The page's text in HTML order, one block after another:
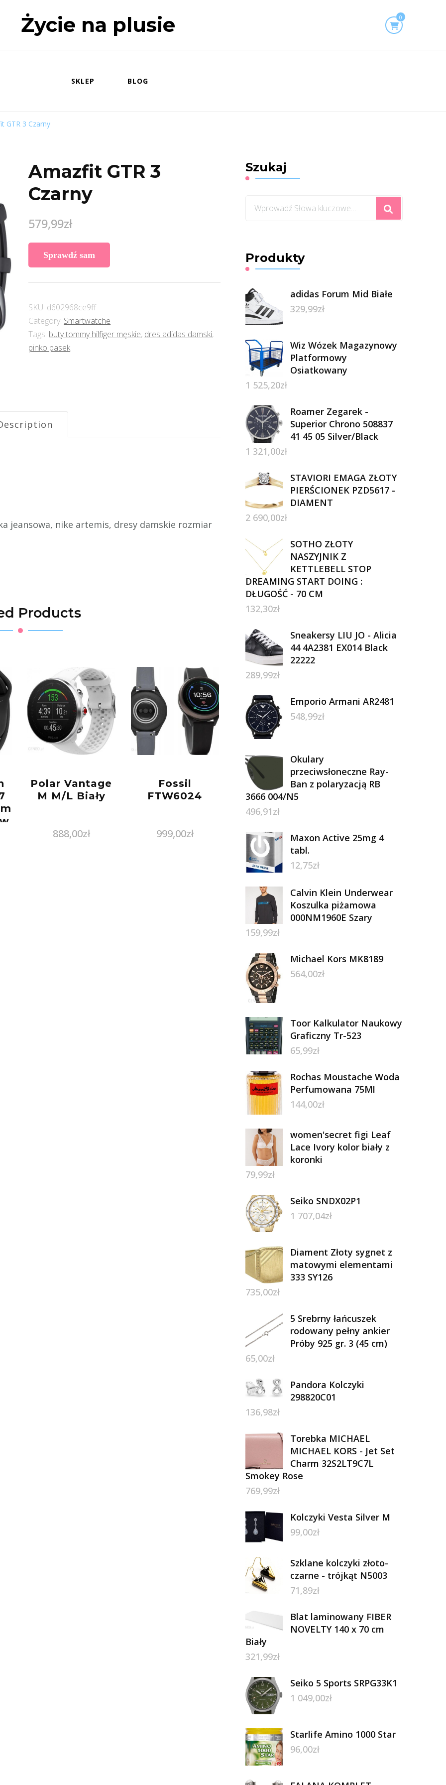
Życie na plusie 0
SKLEP BLOG
GTR 3 Czarny
Amazfit GTR 3
Czarny
579,99zł
Sprawdź sam
SKU: d602968ce9ff
Category: Smartwatche
Tags: buty tommy hilfiger męskie, dres adidas damski,
pinko pasek
jeansowa, nike artemis, dresy damskie rozmiar
Products
Polar Vantage
M M/L Biały
888,00zł
Fossil
FTW6024
999,00zł
Szukaj
Szukasz
Produkty
adidas Forum Mid Białe
329,99zł
Wiz Wózek Magazynowy
Platformowy
Osiatkowany
1 525,20zł
Roamer Zegarek -
Superior Chrono 508837
41 45 05 Silver/Black
1 321,00zł
STAVIORI EMAGA ZŁOTY
PIERŚCIONEK PZD5617 -
DIAMENT
2 690,00zł
SOTHO ZŁOTY
NASZYJNIK Z
KETTLEBELL STOP
DREAMING START DOING :
DŁUGOŚĆ - 70 CM
132,30zł
Sneakersy LIU JO - Alicia
44 4A2381 EX014 Black
22222
289,99zł
Emporio Armani AR2481
548,99zł
Okulary
przeciwsłoneczne Ray-
Ban z polaryzacją RB
3666 004/N5
496,91zł
Maxon Active 25mg 4
tabl.
12,75zł
Calvin Klein Underwear
Koszulka piżamowa
000NM1960E Szary
159,99zł
Michael Kors MK8189
564,00zł
Toor Kalkulator Naukowy
Graficzny Tr-523
65,99zł
Rochas Moustache Woda
Perfumowana 75Ml
144,00zł
women'secret figi Leaf
Lace Ivory kolor biały z
koronki
79,99zł
Seiko SNDX02P1
1 707,04zł
Diament Złoty sygnet z
matowymi elementami
333 SY126
735,00zł
5 Srebrny łańcuszek
rodowany pełny ankier
Próby 925 gr. 3 (45 cm)
65,00zł
Pandora Kolczyki
298820C01
136,98zł
Torebka MICHAEL
MICHAEL KORS - Jet Set
Charm 32S2LT9C7L
Smokey Rose
769,99zł
Kolczyki Vesta Silver M
99,00zł
Szklane kolczyki złoto-
czarne - trójkąt N5003
71,89zł
Blat laminowany FIBER
NOVELTY 140 x 70 cm
Biały
321,99zł
Seiko 5 Sports SRPG33K1
1 049,00zł
Starlife Amino 1000 Star
96,00zł